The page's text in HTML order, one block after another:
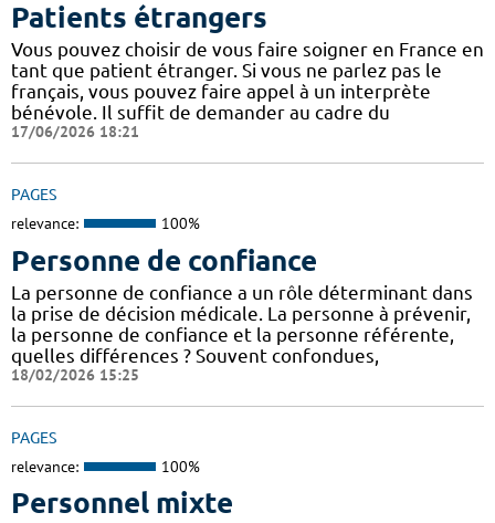
Patients étrangers
Vous pouvez choisir de vous faire soigner en France en
tant que patient étranger. Si vous ne parlez pas le
français, vous pouvez faire appel à un interprète
bénévole. Il suffit de demander au cadre du
17/06/2026 18:21
PAGES
relevance: 100%
Personne de confiance
La personne de confiance a un rôle déterminant dans
la prise de décision médicale. La personne à prévenir,
la personne de confiance et la personne référente,
quelles différences ? Souvent confondues,
18/02/2026 15:25
PAGES
relevance: 100%
Personnel mixte